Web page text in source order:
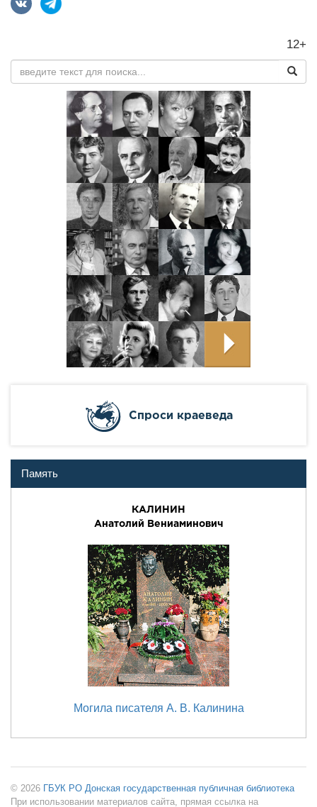
12+
Cпроси краеведа
Память
КАЛИНИН
Анатолий Вениаминович
Могила писателя А. В. Калинина
© 2026 ГБУК РО Донская государственная публичная библиотека
При использовании материалов сайта, прямая ссылка на